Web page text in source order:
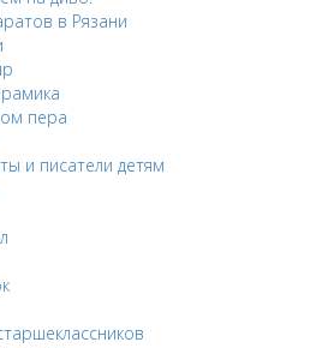
в Рязани
пера
и писатели детям